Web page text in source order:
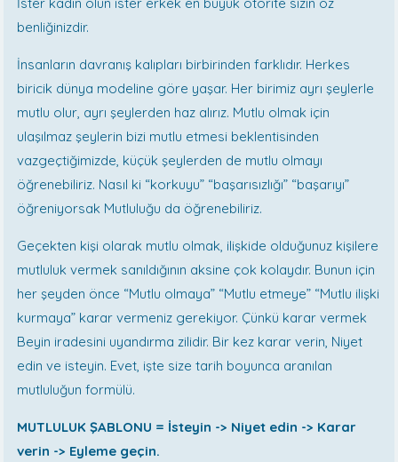
benliğinizdir.
İnsanların davranış kalıpları birbirinden farklıdır. Herkes
biricik dünya modeline göre yaşar. Her birimiz ayrı şeylerle
mutlu olur, ayrı şeylerden haz alırız. Mutlu olmak için
ulaşılmaz şeylerin bizi mutlu etmesi beklentisinden
vazgeçtiğimizde, küçük şeylerden de mutlu olmayı
öğrenebiliriz. Nasıl ki “korkuyu” “başarısızlığı” “başarıyı”
öğreniyorsak Mutluluğu da öğrenebiliriz.
Geçekten kişi olarak mutlu olmak, ilişkide olduğunuz kişilere
mutluluk vermek sanıldığının aksine çok kolaydır. Bunun için
her şeyden önce “Mutlu olmaya” “Mutlu etmeye” “Mutlu ilişki
kurmaya” karar vermeniz gerekiyor. Çünkü karar vermek
Beyin iradesini uyandırma zilidir. Bir kez karar verin, Niyet
edin ve isteyin. Evet, işte size tarih boyunca aranılan
mutluluğun formülü.
MUTLULUK ŞABLONU = İsteyin -> Niyet edin -> Karar
verin -> Eyleme geçin.